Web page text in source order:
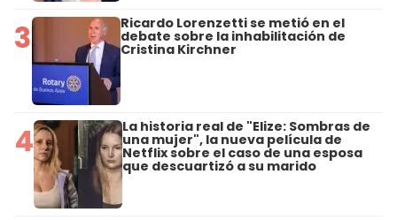
3 Ricardo Lorenzetti se metió en el
debate sobre la inhabilitación de
Cristina Kirchner
4 La historia real de "Elize: Sombras de
una mujer", la nueva película de
Netflix sobre el caso de una esposa
que descuartizó a su marido